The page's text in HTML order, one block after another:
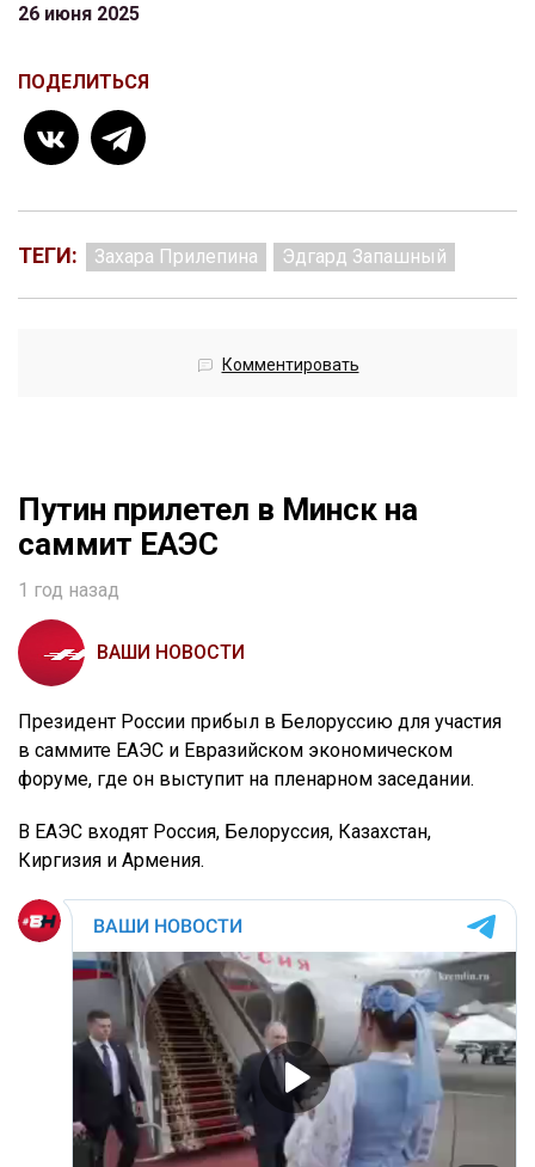
26 июня 2025
ПОДЕЛИТЬСЯ
ТЕГИ: Захара Прилепина Эдгард Запашный
Комментировать
Путин прилетел в Минск на
саммит ЕАЭС
1 год назад
ВАШИ НОВОСТИ
Президент России прибыл в Белоруссию для участия
в саммите ЕАЭС и Евразийском экономическом
форуме, где он выступит на пленарном заседании.
В ЕАЭС входят Россия, Белоруссия, Казахстан,
Киргизия и Армения.